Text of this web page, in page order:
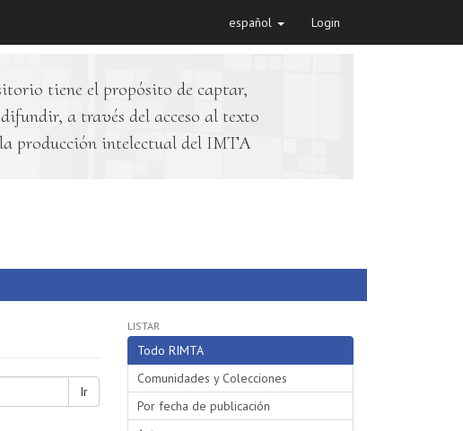
español Login
tiene el propósito de captar,
a través del acceso al texto
producción intelectual del IMTA
Ir
LISTAR
Todo RIMTA
Comunidades y Colecciones
Por fecha de publicación